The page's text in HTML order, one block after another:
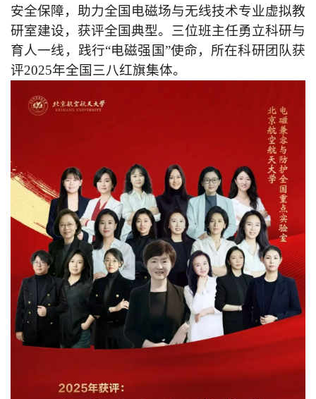
安全保障，助力全国电磁场与无线技术专业虚拟教
研室建设，获评全国典型。三位班主任勇立科研与
育人一线，践行“电磁强国”使命，所在科研团队获
评2025年全国三八红旗集体。